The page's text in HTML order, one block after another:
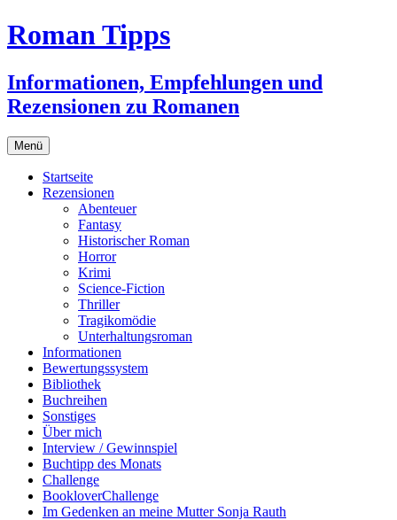
Zum
Inhalt
Roman Tipps
Informationen, Empfehlungen und
Rezensionen zu Romanen
Menü
Startseite
Rezensionen
Abenteuer
Fantasy
Historischer Roman
Horror
Krimi
Science-Fiction
Thriller
Tragikomödie
Unterhaltungsroman
Informationen
Bewertungssystem
Bibliothek
Buchreihen
Sonstiges
Über mich
Interview / Gewinnspiel
Buchtipp des Monats
Challenge
BookloverChallenge
Im Gedenken an meine Mutter Sonja Rauth